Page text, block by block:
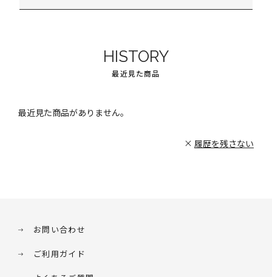
HISTORY
最近見た商品
最近見た商品がありません。
履歴を残さない
お問い合わせ
ご利用ガイド